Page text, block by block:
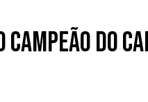
campeão do